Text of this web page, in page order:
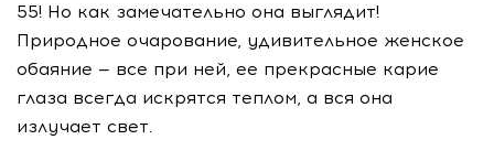
55! Но как замечательно она выглядит!
Природное очарование, удивительное женское
обаяние — все при ней, ее прекрасные карие
глаза всегда искрятся теплом, а вся она
излучает свет.